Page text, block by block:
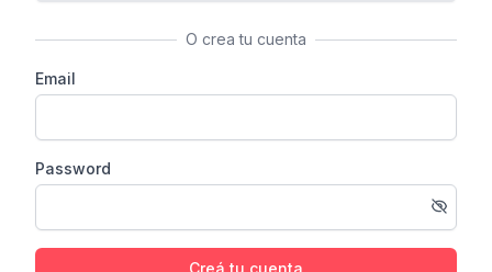
O crea tu cuenta
Email
Password
Creá tu cuenta